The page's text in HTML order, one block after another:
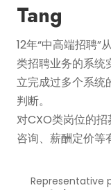
Leo
英国兰卡斯特大学
对于CXO类型的
十年人力资源咨询
业进行组织搭建。
Representative